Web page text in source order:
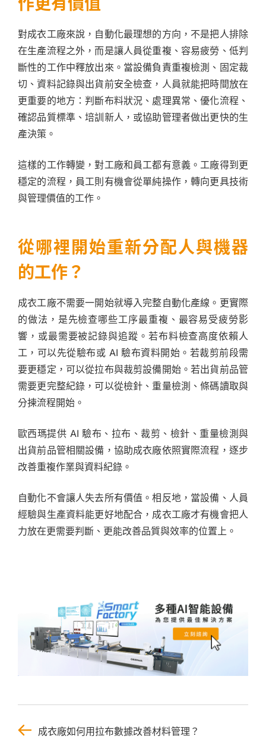
對成衣工廠來說，自動化最理想的方向，不是把人排除
在生產流程之外，而是讓人員從重複、容易疲勞、低判
斷性的工作中釋放出來。當設備負責重複檢測、固定裁
切、資料記錄與出貨前安全檢查，人員就能把時間放在
更重要的地方：判斷布料狀況、處理異常、優化流程、
確認品質標準、培訓新人，或協助管理者做出更快的生
產決策。
這樣的工作轉變，對工廠和員工都有意義。工廠得到更
穩定的流程，員工則有機會從單純操作，轉向更具技術
與管理價值的工作。
從哪裡開始重新分配人與機器
的工作？
成衣工廠不需要一開始就導入完整自動化產線。更實際
的做法，是先檢查哪些工序最重複、最容易受疲勞影
響，或最需要被記錄與追蹤。若布料檢查高度依賴人
工，可以先從驗布或 AI 驗布資料開始。若裁剪前段需
要更穩定，可以從拉布與裁剪設備開始。若出貨前品管
需要更完整紀錄，可以從檢針、重量檢測、條碼讀取與
分揀流程開始。
歐西瑪提供 AI 驗布、拉布、裁剪、檢針、重量檢測與
出貨前品管相關設備，協助成衣廠依照實際流程，逐步
改善重複作業與資料紀錄。
自動化不會讓人失去所有價值。相反地，當設備、人員
經驗與生產資料能更好地配合，成衣工廠才有機會把人
力放在更需要判斷、更能改善品質與效率的位置上。
成衣廠如何用拉布數據改善材料管理？